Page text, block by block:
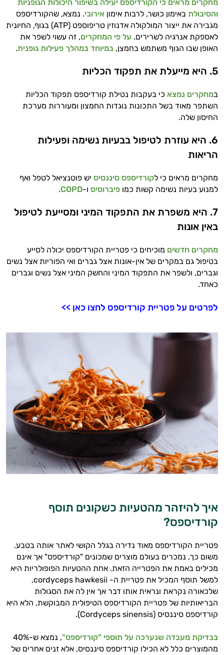
מחקרים מראים כי הקורדיספס יעילה בשיפור היכולות הגופניות
והסיבולת באימון כושר, לרבות אימון אירובי. נמצא, שהקורדיספס
מגבירה את ייצור המולקולה אדנוזין טריפוספט (ATP) בגוף, החיונית
לאספקת אנרגיה לשרירים. על פי המחקרים, זה עשוי לשפר את
האופן שבו הגוף משתמש בחמצן, במיוחד במהלך פעילות גופנית.
5. היא מייעלת את תפקוד הכליות
במחקרים נמצא כי בעקבות נטילת קורדיספס תפקוד הכליות
השתפר מאוד בשל התכונות נוגדות החמצון ומעוררות מערכת
החיסון שלה.
6. היא עוזרת לטיפול בבעיות נשימה ופעילות
הריאות
מחקרים מראים כי לקורדיספס סיננסיס יש פוטנציאל לטפל ואף
למנוע בעיות נשימה קשות כמו פיברוסיס ו-COPD
.
7. היא משפרת את התפקוד המיני ומסייעת לטיפול
באין אונות
מחקרים חדשים מוכיחים כי פטריית הקורדיספס יכולה לסייע
בטיפול גם במקרים של אין-אונות אצל גברים ואי הפוריות אצל נשים
וגברים, ולשפר את התפקוד המיני והחשק המיני אצל נשים וגברים
כאחד.
לפרטים על פטריית קורדיספס לחצו כאן >>
איך להיזהר מהטעיות כשקונים תוסף
קורדיספס?
פטריית הקורדיספס מאוד נדירה בגלל הקושי לאתר אותה בטבע.
משום כך, נמכרים בעולם מוצרים שמכונים "קורדיספס" אך אינם
מכילים באמת את הפטרייה הזאת. אחת ההטעיות הפופולריות היא
למשל תוסף המכיל את פטריית ה- cordyceps hawkesii,
שלכאורה נקראת ונראית אותו דבר אך אין לה את הסגולות
הבריאותיות של פטריית הקורדיספס הטיפולית המבוקשת, הלא היא
קורדיספס סיננסיס (Cordyceps sinensis).
בבדיקת מעבדה שנערכה על תוספי "קורדיספס"
, נמצא ש-40%
מהמוצרים כלל לא הכילו קורדיספס סיננסיס, אלא זנים אחרים של
היי,
אני יועץ הבריאות האישי AI של טבע בריא.
התשובות שלי מבוססות על מאגרי מידע קליניים
וספרות מקצועית בתחומי הרפואה הטבעית
התזונה ומוצרי הבריאות המדויקים למטרות
ולמצב הגופני שלך, ולהסביר לך אילו רכיבים
עובדים יחד כדי למקסם תוצאות גם בחיי היום
המטרה שלי היא להתאים עבורך המלצות
אישיות מבוססות מדעית.
זה הזמן להתחיל. איך אוכל לעזור?